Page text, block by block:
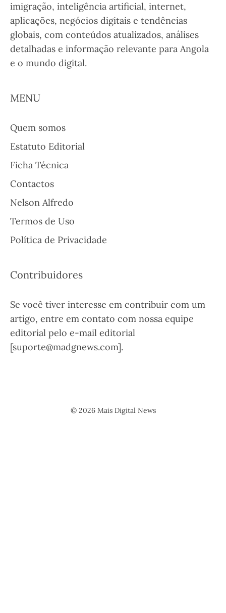
imigração, inteligência artificial, internet,
aplicações, negócios digitais e tendências
globais, com conteúdos atualizados, análises
detalhadas e informação relevante para Angola
e o mundo digital.
MENU
Quem somos
Estatuto Editorial
Ficha Técnica
Contactos
Nelson Alfredo
Termos de Uso
Política de Privacidade
Contribuidores
Se você tiver interesse em contribuir com um
artigo, entre em contato com nossa equipe
editorial pelo e-mail editorial
[suporte@madgnews.com].
© 2026 Mais Digital News